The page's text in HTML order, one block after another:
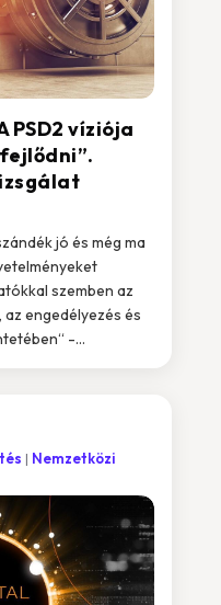
PSD2 víziója
jó és még ma
szemben az
engedélyezés és
-...
Nemzetközi